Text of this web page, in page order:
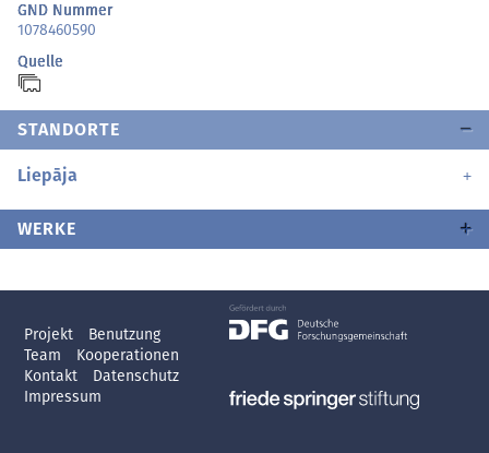
GND Nummer
1078460590
Quelle
STANDORTE
Liepāja
WERKE
Projekt
Benutzung
Team
Kooperationen
Kontakt
Datenschutz
Impressum